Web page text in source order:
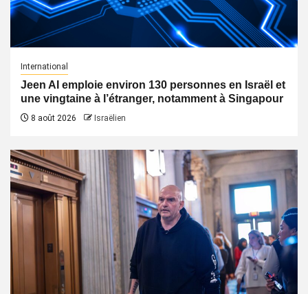
International
Jeen AI emploie environ 130 personnes en Israël et
une vingtaine à l’étranger, notamment à Singapour
8 août 2026 Israëlien